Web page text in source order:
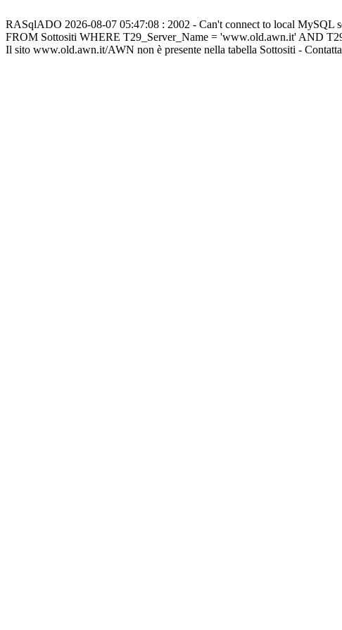
RASqlADO 2026-08-07 05:47:08 : 2002 - Can't connect to local
FROM Sottositi WHERE T29_Server_Name = 'www.old.awn.it' AND
Il sito www.old.awn.it/AWN non è presente nella tabella Sottositi -